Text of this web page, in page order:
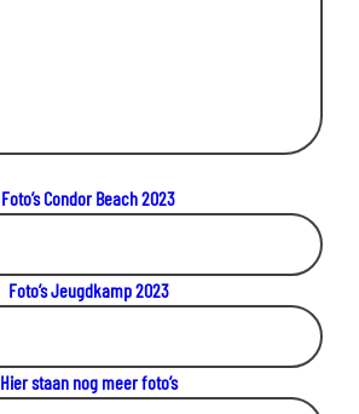
Foto’s Condor Beach 2023
Foto’s Jeugdkamp 2023
Hier staan nog meer foto’s